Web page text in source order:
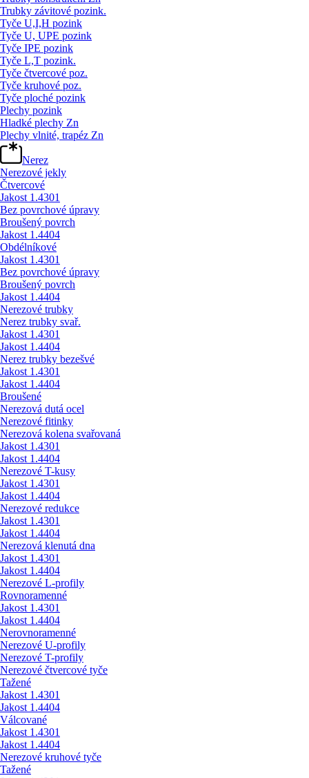
Trubky závitové pozink.
Tyče U,I,H pozink
Tyče U, UPE pozink
Tyče IPE pozink
Tyče L,T pozink.
Tyče čtvercové poz.
Tyče kruhové poz.
Tyče ploché pozink
Plechy pozink
Hladké plechy Zn
Plechy vlnité, trapéz Zn
Nerez
Nerezové jekly
Čtvercové
Jakost 1.4301
Bez povrchové úpravy
Broušený povrch
Jakost 1.4404
Obdélníkové
Jakost 1.4301
Bez povrchové úpravy
Broušený povrch
Jakost 1.4404
Nerezové trubky
Nerez trubky svař.
Jakost 1.4301
Jakost 1.4404
Nerez trubky bezešvé
Jakost 1.4301
Jakost 1.4404
Broušené
Nerezová dutá ocel
Nerezové fitinky
Nerezová kolena svařovaná
Jakost 1.4301
Jakost 1.4404
Nerezové T-kusy
Jakost 1.4301
Jakost 1.4404
Nerezové redukce
Jakost 1.4301
Jakost 1.4404
Nerezová klenutá dna
Jakost 1.4301
Jakost 1.4404
Nerezové L-profily
Rovnoramenné
Jakost 1.4301
Jakost 1.4404
Nerovnoramenné
Nerezové U-profily
Nerezové T-profily
Nerezové čtvercové tyče
Tažené
Jakost 1.4301
Jakost 1.4404
Válcované
Jakost 1.4301
Jakost 1.4404
Nerezové kruhové tyče
Tažené